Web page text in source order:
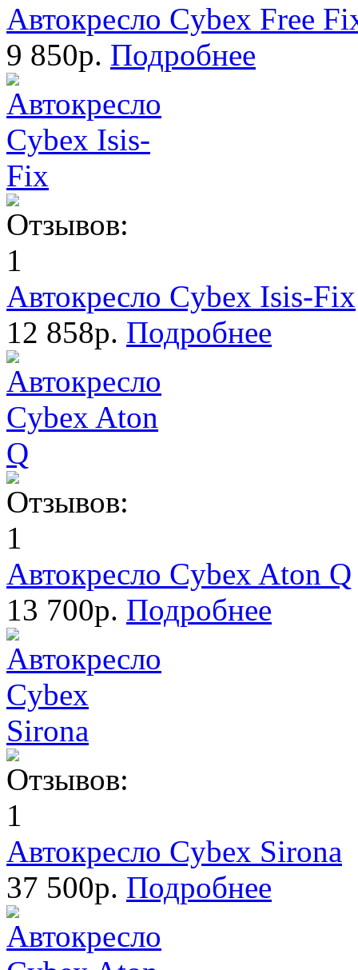
Автокресло Cybex Free
9 850р. Подробнее
Автокресло Cybex Isis-Fix
12 858р. Подробнее
Автокресло Cybex Aton Q
13 700р. Подробнее
Автокресло Cybex Sirona
37 500р. Подробнее